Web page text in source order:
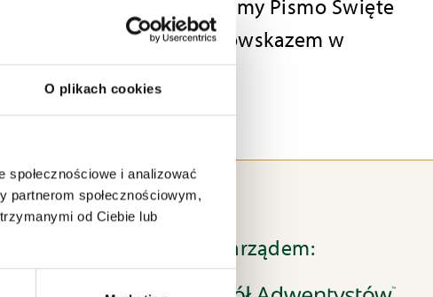
O plikach cookies
i analizować
społecznościowym,
od Ciebie lub
których wspólnie czytamy Pismo Święte
i stają się drogowskazem w
Pod zarządem: